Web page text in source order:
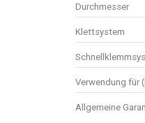
Durchmesser
Klettsystem
Verwendung für
Allgemeine